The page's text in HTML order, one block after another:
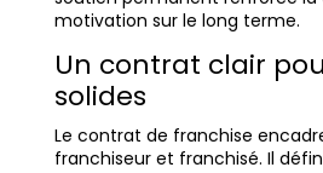
motivation sur le long terme.
Un contrat clair
solides
Le contrat de franchise
franchiseur et franchisé. Il